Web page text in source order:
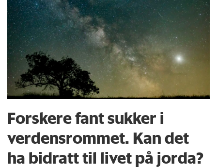
Forskere fant sukker i
verdensrommet. Kan det
ha bidratt til livet på jorda?